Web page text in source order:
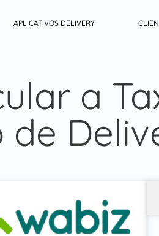
APLICATIVOS DELIVERY
a